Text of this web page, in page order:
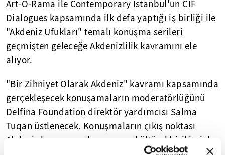
Art‐O‐Rama ile Contemporary Istanbul'un CIF
Dialogues kapsamında ilk defa yaptığı iş birliği ile
"Akdeniz Ufukları" temalı konuşma serileri
geçmişten geleceğe Akdenizlilik kavramını ele
alıyor.
"Bir Zihniyet Olarak Akdeniz" kavramı kapsamında
gerçekleşecek konuşamaların moderatörlüğünü
Delfina Foundation direktör yardımcısı Salma
Tuqan üstlenecek. Konuşmaların çıkış noktası
Akdeniz havzasının konumu ve kültürel birikimiyle